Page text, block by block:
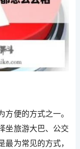
方便的方式之一。
坐旅游大巴、公交
最为常见的方式，